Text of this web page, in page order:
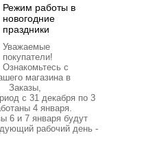
Режим работы в
новогодние
праздники
Уважаемые
покупатели!
Ознакомьтесь с
магазина в
Заказы,
с 31 декабря по 3
4 января.
6 и 7 января будут
рабочий день -